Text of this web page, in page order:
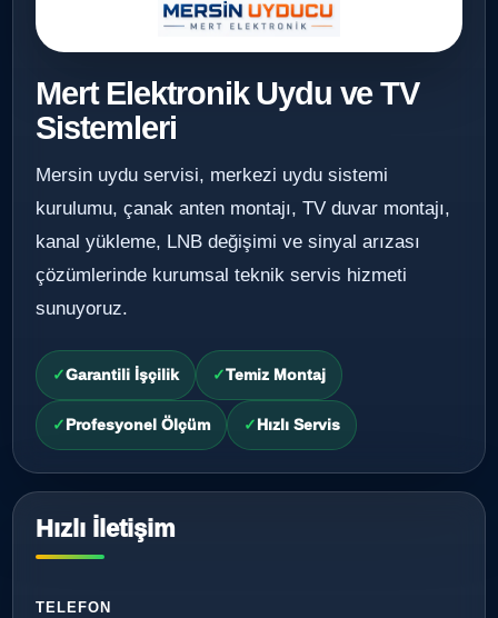
Mert Elektronik Uydu ve TV
Sistemleri
Mersin uydu servisi, merkezi uydu sistemi
kurulumu, çanak anten montajı, TV duvar montajı,
kanal yükleme, LNB değişimi ve sinyal arızası
çözümlerinde kurumsal teknik servis hizmeti
sunuyoruz.
Garantili İşçilik Temiz Montaj
Profesyonel Ölçüm Hızlı Servis
Hızlı İletişim
TELEFON